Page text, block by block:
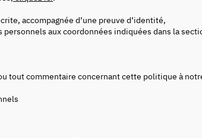
accompagnée d’une preuve d’identité,
aux coordonnées indiquées dans la
tout commentaire concernant cette politique à